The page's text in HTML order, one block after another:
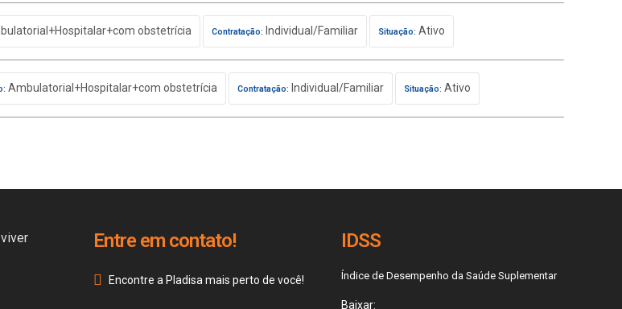
obstetrícia Contratação: Individual/Familiar Situação: Ativo
Ambulatorial+Hospitalar+com obstetrícia Contratação: Individual/Familiar Situação: Ativo
Entre em contato!
Encontre a Pladisa mais perto de você!
IDSS
Índice de Desempenho da Saúde Suplementar
Baixar: